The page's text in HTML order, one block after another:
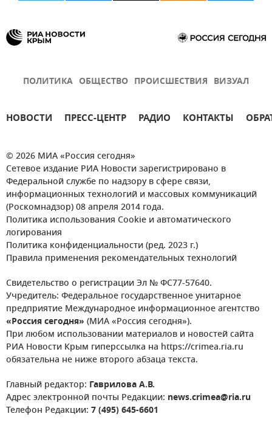
ПОЛИТИКА ОБЩЕСТВО ПРОИСШЕСТВИЯ ВИЗУАЛ
НОВОСТИ ПРЕСС-ЦЕНТР РАДИО КОНТАКТЫ
© 2026 МИА «Россия сегодня»
Сетевое издание РИА Новости зарегистрировано в
Федеральной службе по надзору в сфере связи,
информационных технологий и массовых коммуникаций
(Роскомнадзор) 08 апреля 2014 года.
Политика использования Cookie и автоматического
логирования
Политика конфиденциальности (ред. 2023 г.)
Правила применения рекомендательных технологий
Свидетельство о регистрации Эл № ФС77-57640.
Учредитель: Федеральное государственное унитарное
предприятие Международное информационное агентство
«Россия сегодня» (МИА «Россия сегодня»).
При любом использовании материалов и новостей сайта
РИА Новости Крым гиперссылка на https://crimea.ria.ru
обязательна не ниже второго абзаца текста.
Главный редактор: Гаврилова А.В.
Адрес электронной почты Редакции: news.crimea@ria.ru
Телефон Редакции: 7 (495) 645-6601